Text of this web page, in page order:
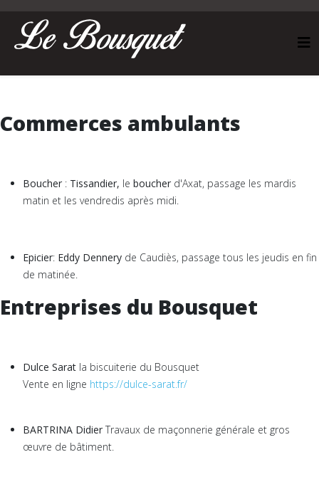
Commerces ambulants
Boucher : Tissandier, le boucher d'Axat, passage les mardis
matin et les vendredis après midi.
Epicier: Eddy Dennery de Caudiès, passage tous les jeudis en fin
de matinée.
Entreprises du Bousquet
Dulce Sarat la biscuiterie du Bousquet
Vente en ligne https://dulce-sarat.fr/
BARTRINA Didier Travaux de maçonnerie générale et gros
œuvre de bâtiment.